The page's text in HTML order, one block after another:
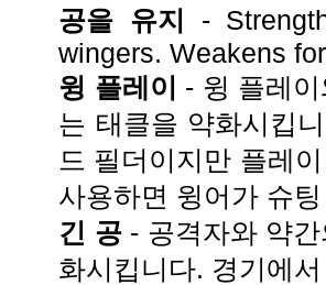
공을 유지
-
wingers. Weakens
윙 플레이
- 윙 플레
는 태클을 약화시킵
드 필더이지만 플레
사용하면 윙어가 슈
긴 공- 공격자와 약간
화시킵니다. 경기에